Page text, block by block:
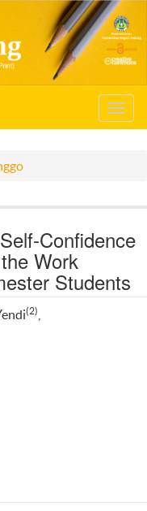
Confidence
Work
Students
(2)